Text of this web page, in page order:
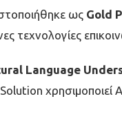
ως Gold
τεχνολογίες
Language
χρησιμοποιεί